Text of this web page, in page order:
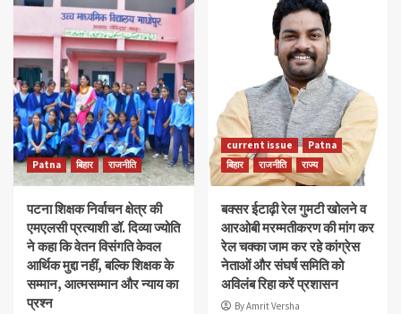
Patna बिहार राजनीति
पटना शिक्षक निर्वाचन क्षेत्र की
एमएलसी प्रत्याशी डॉ. दिव्या ज्योति
ने कहा कि वेतन विसंगति केवल
आर्थिक मुद्दा नहीं, बल्कि शिक्षक के
सम्मान, आत्मसम्मान और न्याय का
प्रश्न
current issue
Patna
बिहार
राजनीति राज्य
बक्सर ईटाढ़ी रेल गुमटी खोलने व
आरओबी मरम्मतीकरण की मांग कर
रेल चक्का जाम कर रहे कांग्रेस
नेताओं और संघर्ष समिति को
अविलंब रिहा करें प्रशासन
By Amrit Versha